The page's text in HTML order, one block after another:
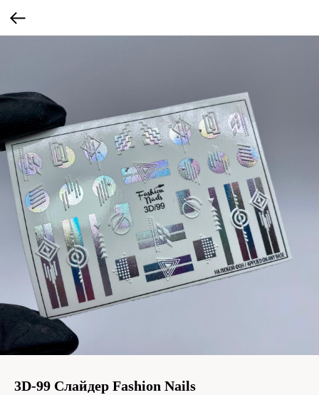
3D-99 Слайдер Fashion Nails